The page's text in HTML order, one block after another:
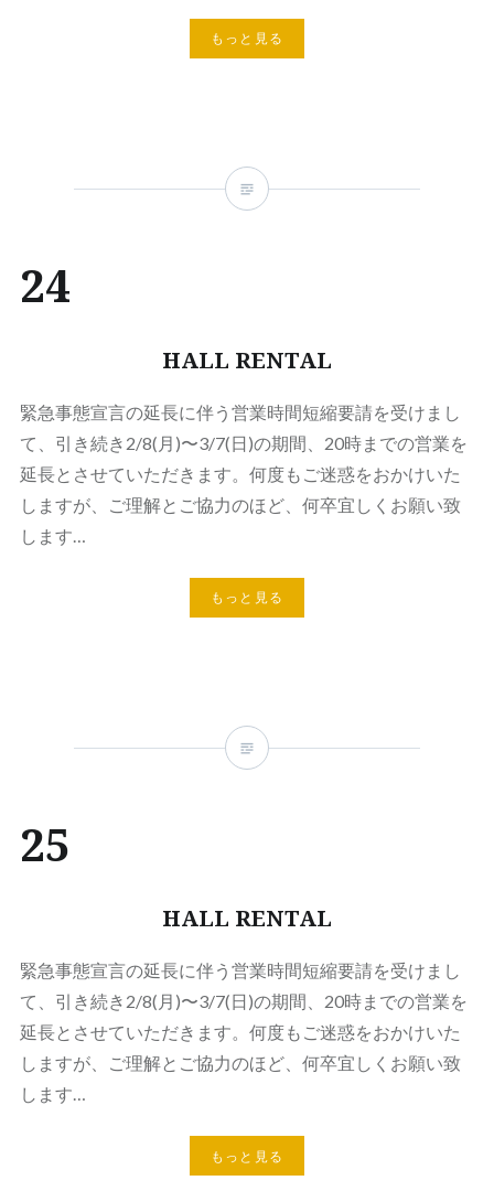
もっと見る
24
HALL RENTAL
緊急事態宣言の延長に伴う営業時間短縮要請を受けまし
て、引き続き2/8(月)〜3/7(日)の期間、20時までの営業を
延長とさせていただきます。何度もご迷惑をおかけいた
しますが、ご理解とご協力のほど、何卒宜しくお願い致
します…
もっと見る
25
HALL RENTAL
緊急事態宣言の延長に伴う営業時間短縮要請を受けまし
て、引き続き2/8(月)〜3/7(日)の期間、20時までの営業を
延長とさせていただきます。何度もご迷惑をおかけいた
しますが、ご理解とご協力のほど、何卒宜しくお願い致
します…
もっと見る